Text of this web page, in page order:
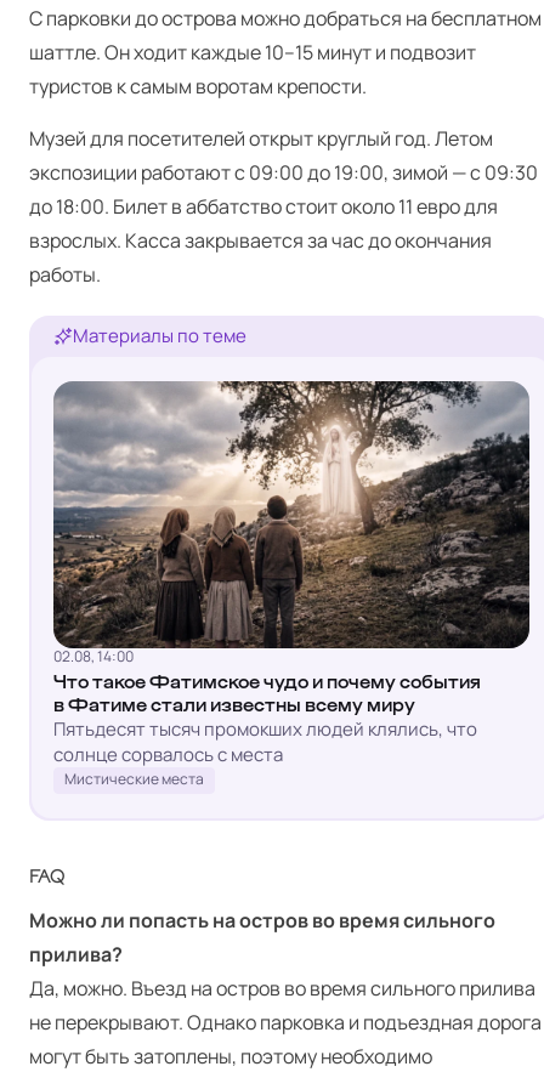
С парковки до острова можно добраться на бесплатном
шаттле. Он ходит каждые 10–15 минут и подвозит
туристов к самым воротам крепости.
Музей для посетителей открыт круглый год. Летом
экспозиции работают с 09:00 до 19:00, зимой — с 09:30
до 18:00. Билет в аббатство стоит около 11 евро для
взрослых. Касса закрывается за час до окончания
работы.
Материалы по теме
02.08, 14:00
Что такое Фатимское чудо и почему события
в Фатиме стали известны всему миру
Пятьдесят тысяч промокших людей клялись, что
солнце сорвалось с места
Мистические места
FAQ
Можно ли попасть на остров во время сильного
прилива?
Да, можно. Въезд на остров во время сильного прилива
не перекрывают. Однако парковка и подъездная дорога
могут быть затоплены, поэтому необходимо